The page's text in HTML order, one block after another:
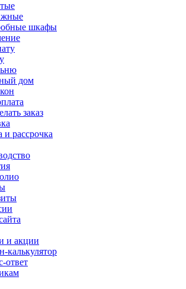
шкафы
дом
заказ
и рассрочка
и акции
калькулятор
ответ